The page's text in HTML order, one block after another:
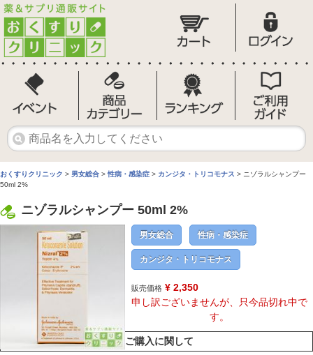
おくすりクリニック > 男女総合 > 性病・感染症 > カンジタ・トリコモナス > ニゾラルシャンプー
50ml 2%
ニゾラルシャンプー 50ml 2%
男女総合 性病・感染症
カンジタ・トリコモナス
販売価格 ¥ 2,350
申し訳ございませんが、只今品切れ中で
す。
ご購入に関して